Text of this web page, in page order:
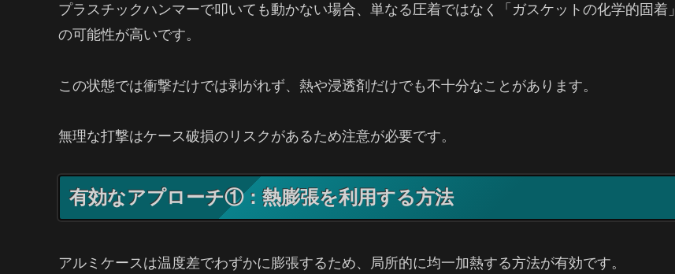
プラスチックハンマーで叩いても動かない場合、単なる圧着ではなく「ガスケットの化学的固着」
の可能性が高いです。
この状態では衝撃だけでは剥がれず、熱や浸透剤だけでも不十分なことがあります。
無理な打撃はケース破損のリスクがあるため注意が必要です。
有効なアプローチ①：熱膨張を利用する方法
アルミケースは温度差でわずかに膨張するため、局所的に均一加熱する方法が有効です。